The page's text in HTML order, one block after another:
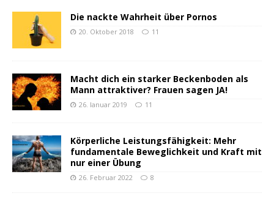
Die nackte Wahrheit über Pornos
20. Oktober 2018 11
Macht dich ein starker Beckenboden als
Mann attraktiver? Frauen sagen JA!
26. Januar 2019 11
Körperliche Leistungsfähigkeit: Mehr
fundamentale Beweglichkeit und Kraft mit
nur einer Übung
26. Februar 2022 8